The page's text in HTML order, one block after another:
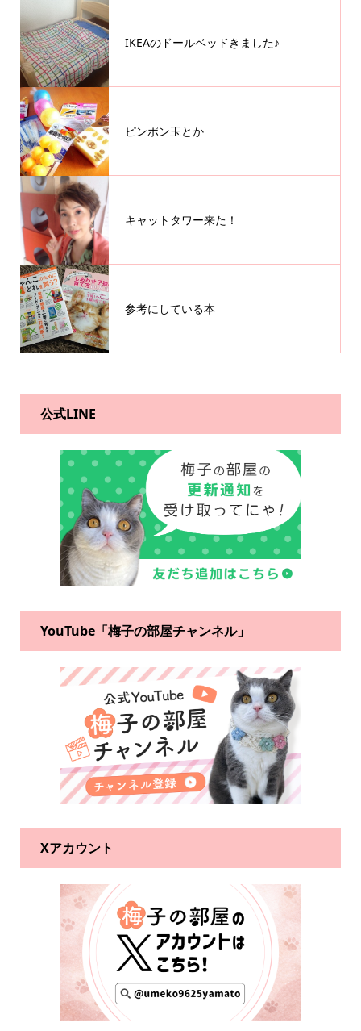
IKEAのドールベッドきました♪
ピンポン玉とか
キャットタワー来た！
参考にしている本
公式LINE
YouTube「梅子の部屋チャンネル」
Xアカウント